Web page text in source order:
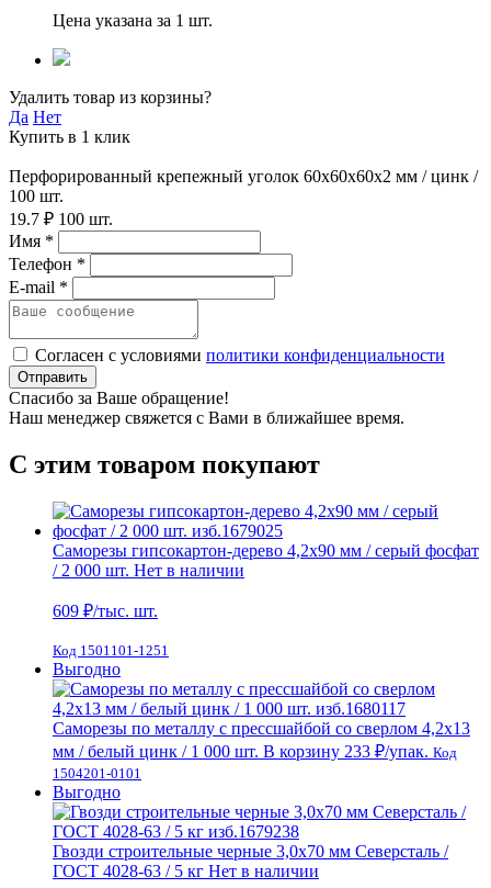
Цена указана за 1 шт.
Удалить товар из корзины?
Да Нет
Купить в 1 клик
Перфорированный крепежный уголок 60х60х60х2 мм / цинк /
100 шт.
19.7 ₽ 100 шт.
Имя *
Телефон *
E-mail *
Согласен с условиями политики конфиденциальности
Отправить
Спасибо за Ваше обращение!
Наш менеджер свяжется с Вами в ближайшее время.
С этим товаром покупают
Саморезы гипсокартон-дерево 4,2х90 мм / серый фосфат
/ 2 000 шт. Нет в наличии
609 ₽/тыс. шт.
Код 1501101-1251
Выгодно
Саморезы по металлу с прессшайбой со сверлом 4,2х13
мм / белый цинк / 1 000 шт. В корзину 233 ₽/упак. Код
1504201-0101
Выгодно
Гвозди строительные черные 3,0х70 мм Северсталь /
ГОСТ 4028-63 / 5 кг Нет в наличии